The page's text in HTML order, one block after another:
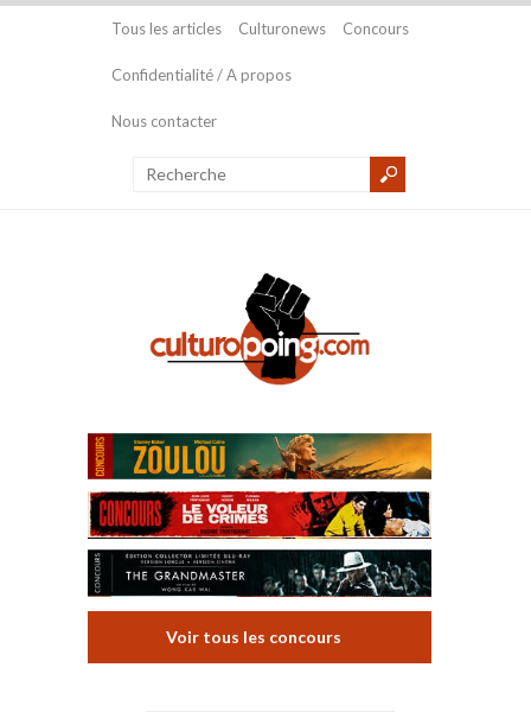
Tous les articles Culturonews Concours
Confidentialité / A propos
Nous contacter
Voir tous les concours